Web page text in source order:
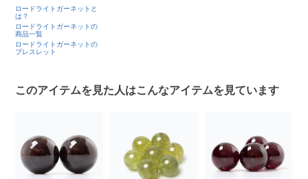
ロードライトガーネットと
は？
ロードライトガーネットの
商品一覧
ロードライトガーネットの
ブレスレット
このアイテムを見た人はこんなアイテムを見ています